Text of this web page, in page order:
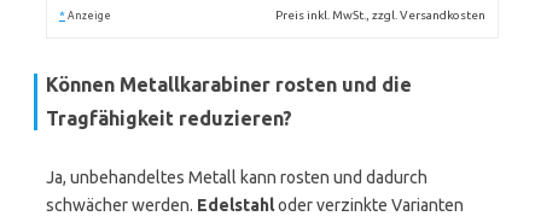
* Anzeige Preis inkl. MwSt., zzgl. Versandkosten
Können Metallkarabiner rosten und die
Tragfähigkeit reduzieren?
Ja, unbehandeltes Metall kann rosten und dadurch
schwächer werden. Edelstahloder verzinkte Varianten